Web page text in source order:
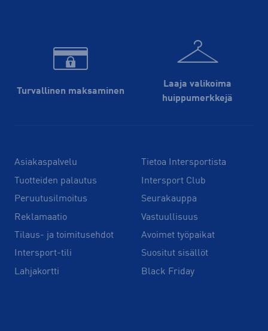
Turvallinen maksaminen
Laaja valikoima
huippu­merkkejä
Asiakaspalvelu
Tuotteiden palautus
Peruutusilmoitus
Reklamaatio
Tilaus- ja toimitusehdot
Intersport-tili
Lahjakortti
Tietoa Intersportista
Intersport Club
Seurakauppa
Vastuullisuus
Avoimet työpaikat
Suositut sisällöt
Black Friday